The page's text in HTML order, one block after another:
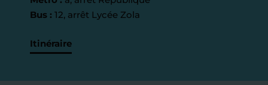
Bus : 12, arrêt Lycée Zola
Itinéraire